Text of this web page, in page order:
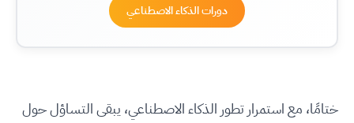
دورات الذكاء الاصطناعي
ختامًا، مع استمرار تطور الذكاء الاصطناعي، يبقى التساؤل حول